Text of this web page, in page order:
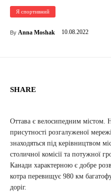
Я спортивний
By Anna Moshak 10.08.2022
SHARE
Оттава є велосипедним містом.
присутності розгалуженої
знаходяться під керівництвом
столичної комісії та потужної
Канади характерною є добре
котра перевищує 980 км
доріг.